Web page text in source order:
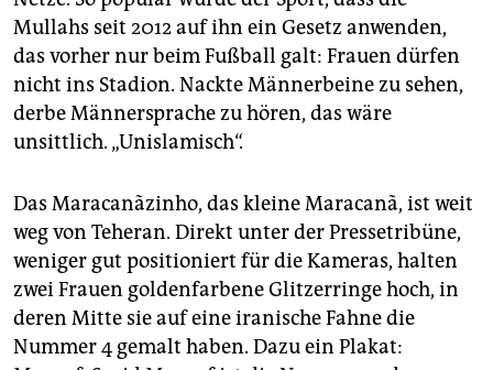
Mullahs seit 2012 auf ihn ein Gesetz anwenden,
das vorher nur beim Fußball galt: Frauen dürfen
nicht ins Stadion. Nackte Männerbeine zu sehen,
derbe Männersprache zu hören, das wäre
unsittlich. „Unislamisch“.
Das Maracanãzinho, das kleine Maracanã, ist weit
weg von Teheran. Direkt unter der Pressetribüne,
weniger gut positioniert für die Kameras, halten
zwei Frauen goldenfarbene Glitzerringe hoch, in
deren Mitte sie auf eine iranische Fahne die
Nummer 4 gemalt haben. Dazu ein Plakat: